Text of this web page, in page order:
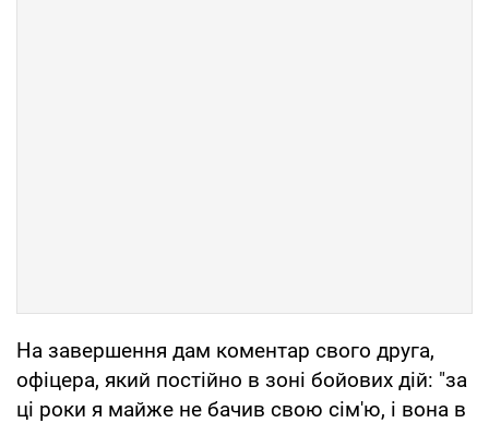
На завершення дам коментар свого друга,
офіцера, який постійно в зоні бойових дій: "за
ці роки я майже не бачив свою сім'ю, і вона в